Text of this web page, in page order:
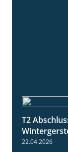
T2
22.04.2026